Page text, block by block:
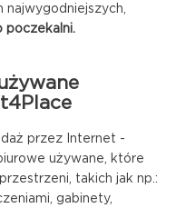
najwygodniejszych,
poczekalni.
przez Internet -
używane, które
takich jak np.:
gabinety,